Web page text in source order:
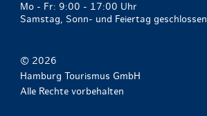
Mo - Fr: 9:00 - 17:00 Uhr
Samstag, Sonn- und Feiertag geschlossen
© 2026
Hamburg Tourismus GmbH
Alle Rechte vorbehalten